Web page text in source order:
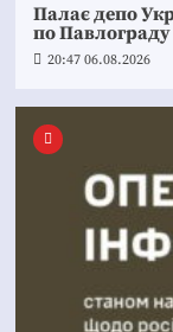
Палає депо
по Павлограду
20:47 06.08.2026